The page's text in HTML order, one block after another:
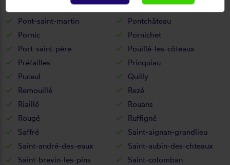
Plessé
Pont-saint-martin
Pontchâteau
Pornic
Pornichet
Port-saint-père
Pouillé-les-côteaux
Préfailles
Prinquiau
Puceul
Quilly
Remouillé
Rezé
Riaillé
Rouans
Rougé
Ruffigné
Saffré
Saint-aignan-grandlieu
Saint-andré-des-eaux
Saint-aubin-des-chteaux
Saint-brevin-les-pins
Saint-colomban